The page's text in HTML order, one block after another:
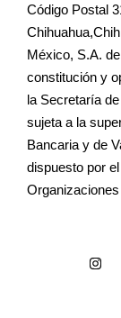
Código Postal
México, S.A.
constitución y
la Secretaría
sujeta a la
Bancaria y de
dispuesto por